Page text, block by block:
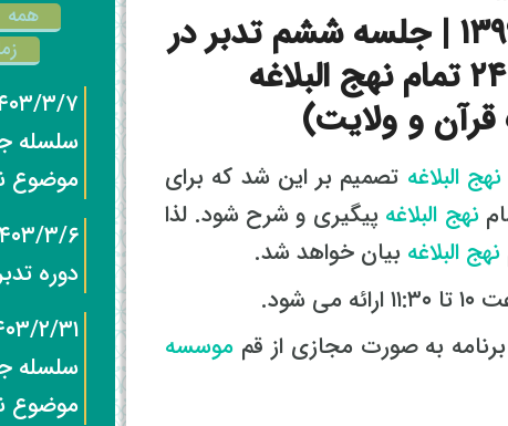
۱۳۹۹/10/4 | جلسه ششم تدبر در
خطبه ۲۴ تمام نهج البلاغه
و ولایت)
نهج البلاغه تصمیم بر این شد که برای
نهج البلاغه پیگیری و شرح شود. لذا
نهج البلاغه بیان خواهد شد.
می شود.
به صورت مجازی از قم موسسه
همه
سلسله
موضوع
دوره
سلسله
موضوع